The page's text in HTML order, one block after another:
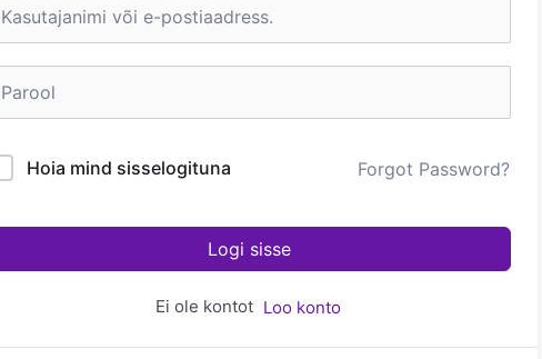
Hoia mind sisselogituna Forgot Password?
Logi sisse
Ei ole kontot Loo konto